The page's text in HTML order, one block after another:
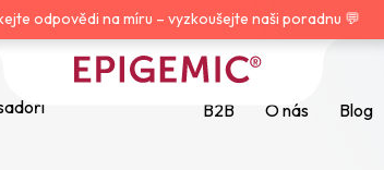
odpovědi na míru – vyzkoušejte naši poradnu 💬
B2B O nás Blog